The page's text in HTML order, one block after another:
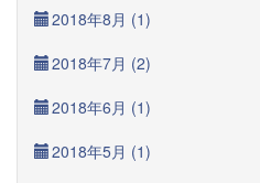
2018年8月 (1)
2018年7月 (2)
2018年6月 (1)
2018年5月 (1)